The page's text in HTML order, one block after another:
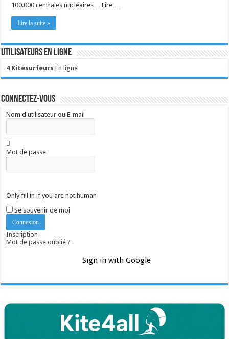
100.000 centrales nucléaires… Lire …
Lire la suite »
Utilisateurs en ligne
4 Kitesurfeurs En ligne
Connectez-vous
Nom d'utilisateur ou E-mail
Mot de passe
Only fill in if you are not human
Se souvenir de moi
Inscription
Mot de passe oublié ?
Sign in with Google